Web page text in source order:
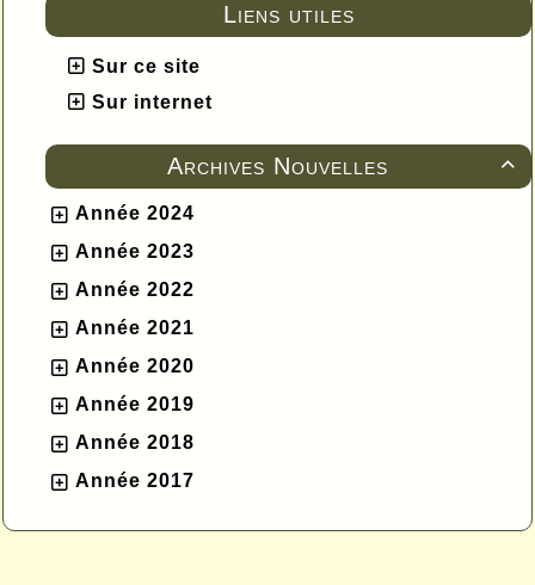
Liens utiles
Sur ce site
Sur internet

Archives Nouvelles
Année 2024
Année 2023
Année 2022
Année 2021
Année 2020
Année 2019
Année 2018
Année 2017